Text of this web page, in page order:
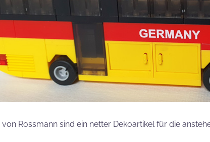
von Rossmann sind ein netter Dekoartikel für die